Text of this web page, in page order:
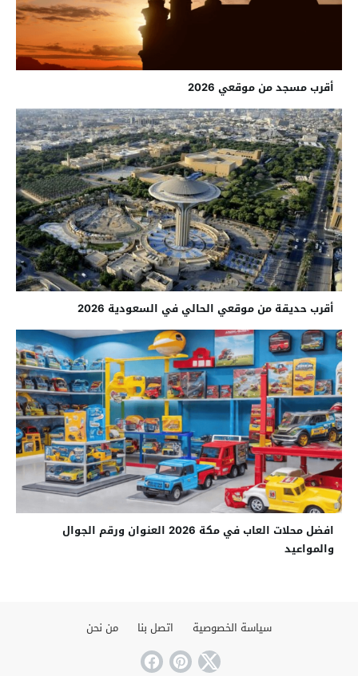
أقرب مسجد من موقعي 2026
أقرب حديقة من موقعي الحالي في السعودية 2026
افضل محلات العاب في مكة 2026 العنوان ورقم الجوال
والمواعيد
سياسة الخصوصية اتصل بنا من نحن